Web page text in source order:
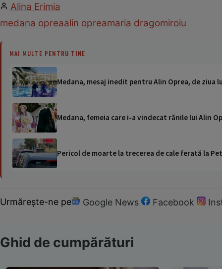
Alina Erimia
medana opreaalin opreamaria dragomiroiu
MAI MULTE PENTRU TINE
Medana, mesaj inedit pentru Alin Oprea, de ziua
Medana, femeia care i-a vindecat rănile lui Alin
Pericol de moarte la trecerea de cale ferată la
Urmărește-ne pe Google News Facebook
Ghid de cumpărături